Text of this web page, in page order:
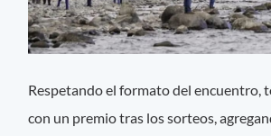
Respetando el formato del encuentro,
con un premio tras los sorteos,